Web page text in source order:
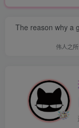
The reason why a
伟人之